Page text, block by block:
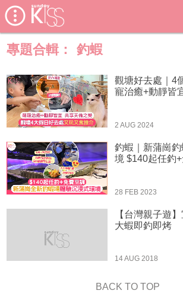
專題合輯： 釣蝦
觀塘好去處｜4
寵治癒+動靜皆
2 AUG 2024
釣蝦｜新蒲崗
境 $140起任釣
28 FEB 2023
【台灣親子遊
大蝦即釣即烤
14 AUG 2018
BACK TO TOP